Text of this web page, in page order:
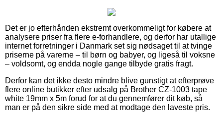
Det er jo efterhånden ekstremt overkommeligt for købere at
analysere priser fra flere e-forhandlere, og derfor har utallige
internet forretninger i Danmark set sig nødsaget til at tvinge
priserne på varerne – til børn og babyer, og ligeså til voksne
– voldsomt, og endda nogle gange tilbyde gratis fragt.
Derfor kan det ikke desto mindre blive gunstigt at efterprøve
flere online butikker efter udsalg på Brother CZ-1003 tape
white 19mm x 5m forud for at du gennemfører dit køb, så
man er på den sikre side med at modtage den laveste pris.